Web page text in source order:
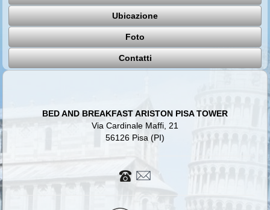
Ubicazione
Foto
Contatti
BED AND BREAKFAST ARISTON PISA TOWER
Via Cardinale Maffi, 21
56126 Pisa (PI)